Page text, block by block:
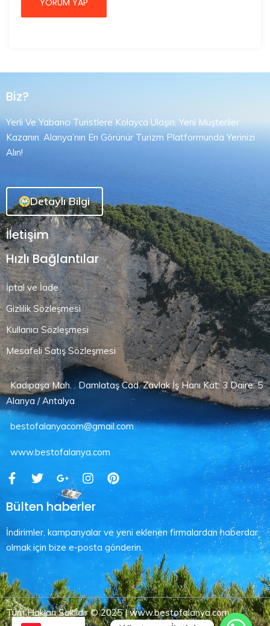
Biz?
Yerli Ve Yabancı Turistlere Kolayca Ulaşın, Yeni Müşteriler
Kazanın. Alanya’nın En Görünür Turizm Platformunda Yerinizi
Alın!
Detaylı Bilgi
İletişim
Hızlı Bağlantılar
İptal ve İade
Gizlilik Sözleşmesi
Kullanıcı Sözleşmesi
Mesafeli Satış Sözleşmesi
Kadıpaşa Mah. . Damlataş Cad. Zavlak İş Hanı Kat: 3 Daire: 5
Alanya / Antalya
bestofalanyacom@gmail.com
www.bestofalanya.com
Bülten haberler
İndirimler, kampanyalar ve yeni eklenen firmalardan haberdar
olmak için bize e-posta gönderin.
Tüm Hakları Saklıdır © 2025 | www.bestofalanya.com